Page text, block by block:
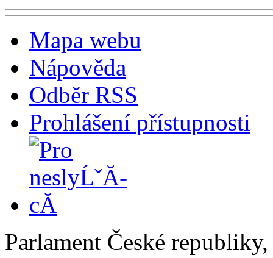
Mapa webu
Nápověda
Odběr RSS
Prohlášení přístupnosti
Parlament České